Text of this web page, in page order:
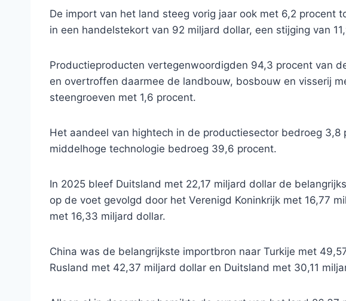
De import van het land steeg vorig jaar ook met 6,2 procent
in een handelstekort van 92 miljard dollar, een stijging van
Productieproducten vertegenwoordigden 94,3 procent van
en overtroffen daarmee de landbouw, bosbouw en visserij
steengroeven met 1,6 procent.
Het aandeel van hightech in de productiesector bedroeg 3,8
middelhoge technologie bedroeg 39,6 procent.
In 2025 bleef Duitsland met 22,17 miljard dollar de
op de voet gevolgd door het Verenigd Koninkrijk met 16,77
met 16,33 miljard dollar.
China was de belangrijkste importbron naar Turkije met
Rusland met 42,37 miljard dollar en Duitsland met 30,11